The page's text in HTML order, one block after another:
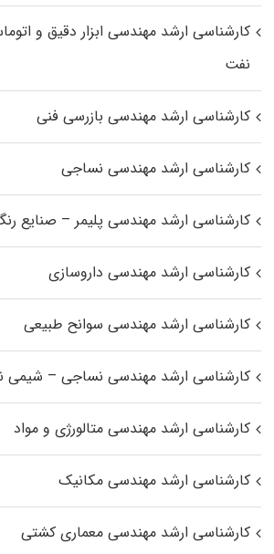
کارشناسی ارشد مهندسی ابزار دقیق و
نفت
کارشناسی ارشد مهندسی بازرسی فنی
کارشناسی ارشد مهندسی نساجی
کارشناسی ارشد مهندسی پلیمر – صنایع
کارشناسی ارشد مهندسی داروسازی
کارشناسی ارشد مهندسی سوانح طبیعی
کارشناسی ارشد مهندسی نساجی – شیمی
کارشناسی ارشد مهندسی متالورژی و مواد
کارشناسی ارشد مهندسی مکانیک
کارشناسی ارشد مهندسی معماری کشتی